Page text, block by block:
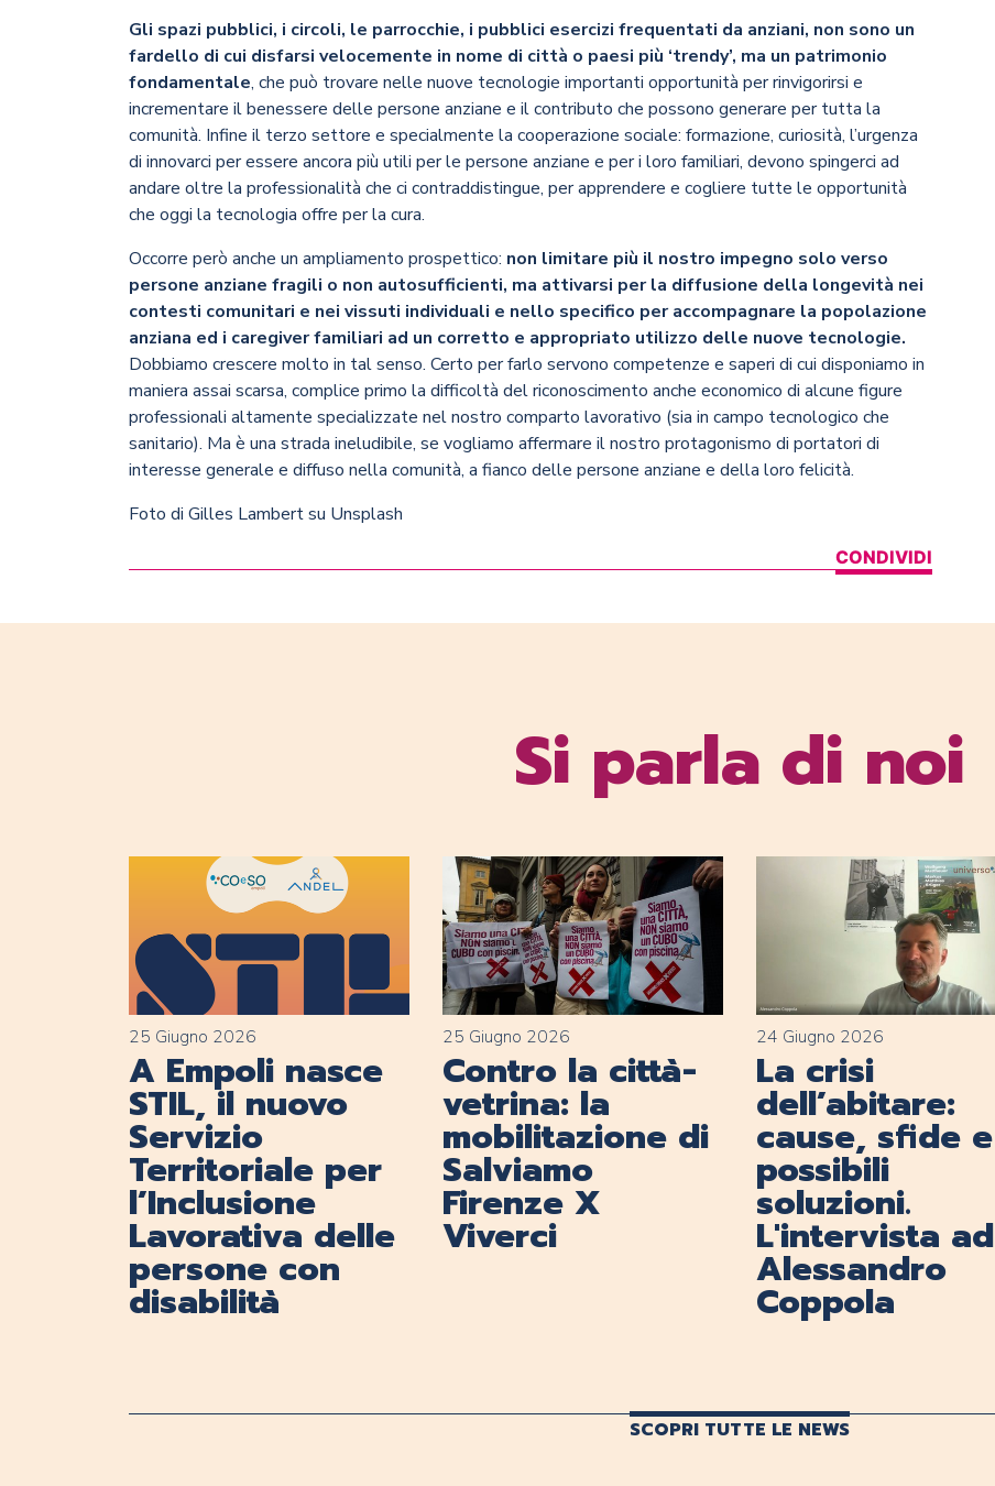
Gli spazi pubblici, i circoli, le parrocchie, i pubblici esercizi frequentati da anziani, non sono un
fardello di cui disfarsi velocemente in nome di città o paesi più ‘trendy’, ma un patrimonio
fondamentale, che può trovare nelle nuove tecnologie importanti opportunità per rinvigorirsi e
incrementare il benessere delle persone anziane e il contributo che possono generare per tutta la
comunità. Infine il terzo settore e specialmente la cooperazione sociale: formazione, curiosità, l’urgenza
di innovarci per essere ancora più utili per le persone anziane e per i loro familiari, devono spingerci ad
andare oltre la professionalità che ci contraddistingue, per apprendere e cogliere tutte le opportunità
che oggi la tecnologia offre per la cura.
Occorre però anche un ampliamento prospettico: non limitare più il nostro impegno solo verso
persone anziane fragili o non autosufficienti, ma attivarsi per la diffusione della longevità nei
contesti comunitari e nei vissuti individuali e nello specifico per accompagnare la popolazione
anziana ed i caregiver familiari ad un corretto e appropriato utilizzo delle nuove tecnologie.
Dobbiamo crescere molto in tal senso. Certo per farlo servono competenze e saperi di cui disponiamo in
maniera assai scarsa, complice primo la difficoltà del riconoscimento anche economico di alcune figure
professionali altamente specializzate nel nostro comparto lavorativo (sia in campo tecnologico che
sanitario). Ma è una strada ineludibile, se vogliamo affermare il nostro protagonismo di portatori di
interesse generale e diffuso nella comunità, a fianco delle persone anziane e della loro felicità.
Foto di Gilles Lambertsu Unsplash
CONDIVIDI
Si parla di noi
25 Giugno 2026
A Empoli nasce
STIL, il nuovo
Servizio
Territoriale per
l’Inclusione
Lavorativa delle
persone con
disabilità
25 Giugno 2026
Contro la città-
vetrina: la
mobilitazione di
Salviamo
Firenze X
Viverci
24 Giugno 2026
La crisi
dell’abitare:
cause, sfide e
possibili
soluzioni.
L'intervista ad
Alessandro
Coppola
SCOPRI TUTTE LE NEWS